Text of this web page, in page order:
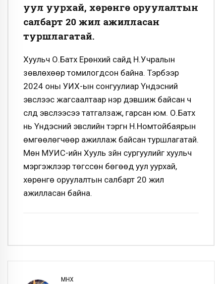
уул уурхай, хөрөнгө оруулалтын
салбарт 20 жил ажилласан
туршлагатай.
Хуульч О.Батхүү Ерөнхий сайд Н.Учралын
зөвлөхөөр томилогдсон байна. Тэрбээр
2024 оны УИХ-ын сонгуулиар Үндэсний
эвслээс жагсаалтаар нэр дэвшиж байсан ч
сүүлд эвслээсээ татгалзаж, гарсан юм. О.Батхүү
нь Үндэсний эвслийн тэргүүн Н.Номтойбаярын
өмгөөлөгчөөр ажиллаж байсан туршлагатай.
Мөн МУИС-ийн Хууль зүйн сургуулийг хуульч
мэргэжлээр төгссөн бөгөөд уул уурхай,
хөрөнгө оруулалтын салбарт 20 жил
ажилласан байна.
ӨМНӨХ